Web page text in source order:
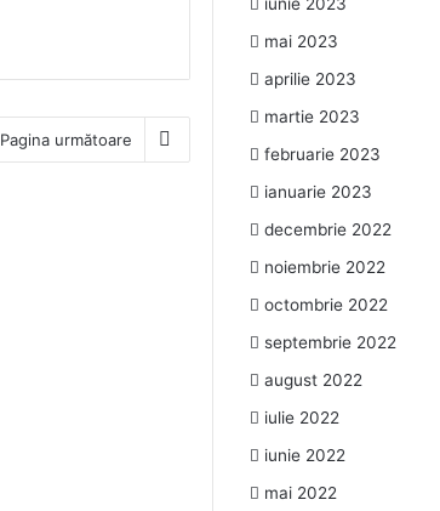
Pagina următoare
mai 2023
aprilie 2023
martie 2023
februarie 2023
ianuarie 2023
decembrie 2022
noiembrie 2022
octombrie 2022
septembrie 2022
august 2022
iulie 2022
iunie 2022
mai 2022